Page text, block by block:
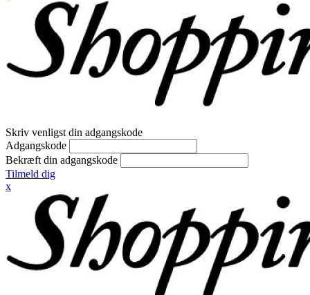
Skriv venligst din adgangskode
Adgangskode
Bekræft din adgangskode
Tilmeld dig
x